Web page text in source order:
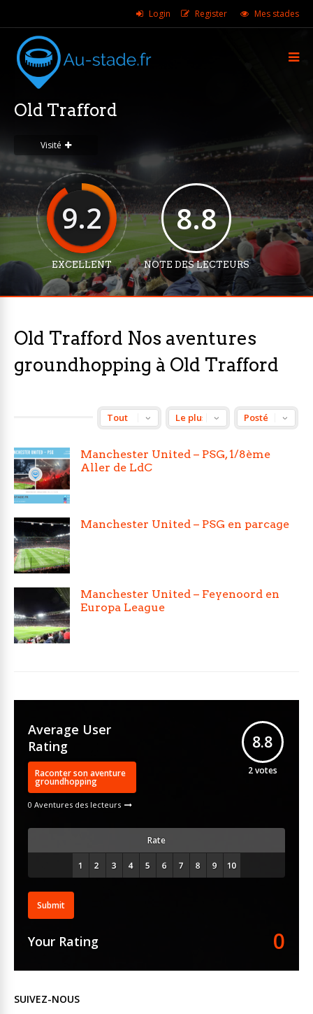
Login Register Mes stades
Old Trafford
Visité
9.2
EXCELLENT
8.8
NOTE DES LECTEURS
Old Trafford Nos aventures
groundhopping à Old Trafford
Manchester United – PSG, 1/8ème
Aller de LdC
Manchester United – PSG en parcage
Manchester United – Feyenoord en
Europa League
Average User
Rating
Raconter son aventure
groundhopping
0 Aventures des lecteurs
8.8
2votes
Rate
Submit
Your Rating 0
SUIVEZ-NOUS